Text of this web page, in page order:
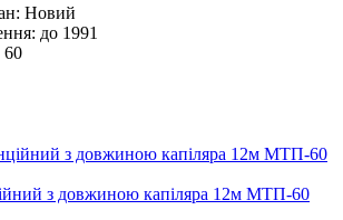
Новий
до 1991
60
з довжиною капіляра 12м МТП-60